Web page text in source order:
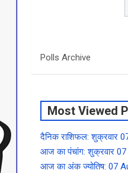
Polls Archive
Most Viewed
दैनिक राशिफल: शुक्रवार
आज का पंचांग: शुक्रवार
आज का अंक ज्योतिष: 07